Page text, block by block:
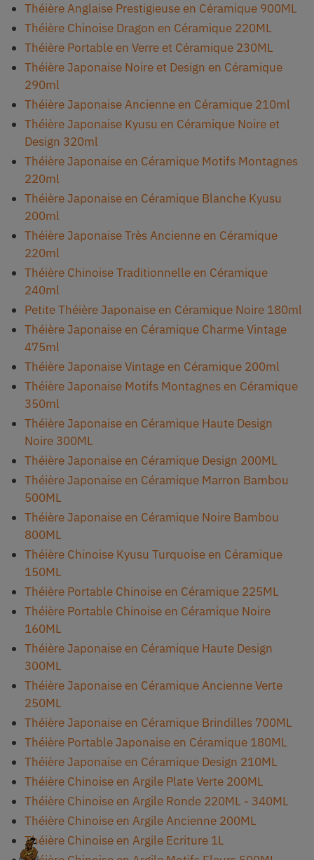
Théière Anglaise Prestigieuse en Céramique 900ML
Théière Chinoise Dragon en Céramique 220ML
Théière Portable en Verre et Céramique 230ML
Théière Japonaise Noire et Design en Céramique
290ml
Théière Japonaise Ancienne en Céramique 210ml
Théière Japonaise Kyusu en Céramique Noire et
Design 320ml
Théière Japonaise en Céramique Motifs Montagnes
220ml
Théière Japonaise en Céramique Blanche Kyusu
200ml
Théière Japonaise Très Ancienne en Céramique
220ml
Théière Chinoise Traditionnelle en Céramique
240ml
Petite Théière Japonaise en Céramique Noire 180ml
Théière Japonaise en Céramique Charme Vintage
475ml
Théière Japonaise Vintage en Céramique 200ml
Théière Japonaise Motifs Montagnes en Céramique
350ml
Théière Japonaise en Céramique Haute Design
Noire 300ML
Théière Japonaise en Céramique Design 200ML
Théière Japonaise en Céramique Marron Bambou
500ML
Théière Japonaise en Céramique Noire Bambou
800ML
Théière Chinoise Kyusu Turquoise en Céramique
150ML
Théière Portable Chinoise en Céramique 225ML
Théière Portable Chinoise en Céramique Noire
160ML
Théière Japonaise en Céramique Haute Design
300ML
Théière Japonaise en Céramique Ancienne Verte
250ML
Théière Japonaise en Céramique Brindilles 700ML
Théière Portable Japonaise en Céramique 180ML
Théière Japonaise en Céramique Design 210ML
Théière Chinoise en Argile Plate Verte 200ML
Théière Chinoise en Argile Ronde 220ML - 340ML
Théière Chinoise en Argile Ancienne 200ML
Théière Chinoise en Argile Ecriture 1L